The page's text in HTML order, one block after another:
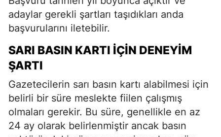
adaylar gerekli şartları taşıdıkları anda
başvurularını iletebilir.
SARI BASIN KARTI İÇIN DENEYIM
ŞARTI
Gazetecilerin sarı basın kartı alabilmesi için
belirli bir süre meslekte fiilen çalışmış
olmaları gerekir. Bu süre, genellikle en az
24 ay olarak belirlenmiştir ancak basın